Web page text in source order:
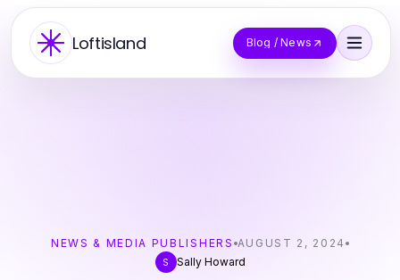
Loftisland Blog / News
NEWS & MEDIA PUBLISHERS AUGUST 2, 2024
S
Sally Howard